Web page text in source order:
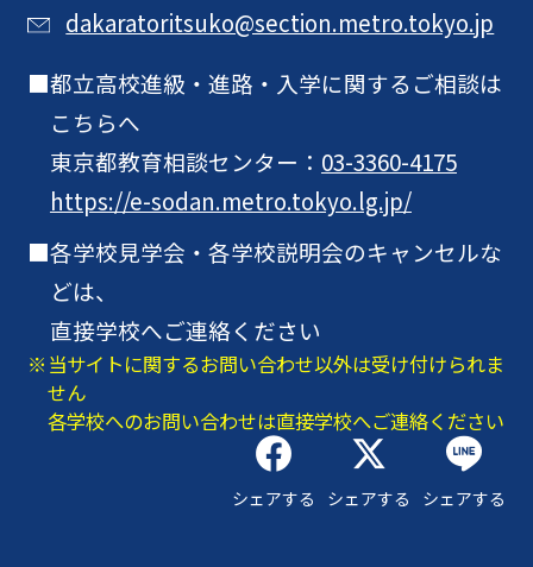
dakaratoritsuko@section.metro.tokyo.jp
都立高校進級・進路・入学に関するご相談は
こちらへ
東京都教育相談センター： 03-3360-4175
https://e-sodan.metro.tokyo.lg.jp/
各学校見学会・各学校説明会のキャンセルな
どは、
直接学校へご連絡ください
当サイトに関するお問い合わせ以外は受け付けられま
せん
各学校へのお問い合わせは直接学校へご連絡ください
シェアする シェアする シェアする